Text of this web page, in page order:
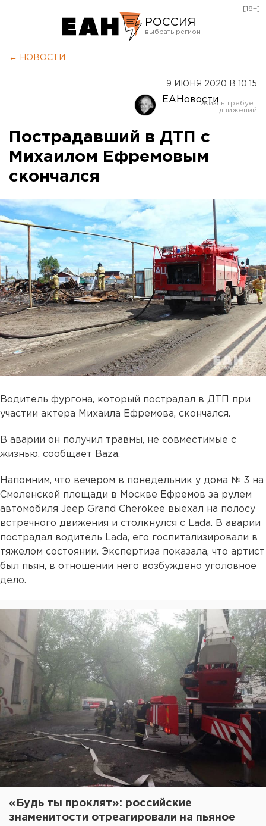
РОССИЯ
Оренбург
[18+]
← НОВОСТИ
9 ИЮНЯ 2020 В 10:15
ЕАНовости
Пострадавший в ДТП с
Михаилом Ефремовым
скончался
Водитель фургона, который пострадал в ДТП при
участии актера Михаила Ефремова, скончался.
В аварии он получил травмы, не совместимые с
жизнью, сообщает Baza.
Напомним, что вечером в понедельник у дома № 3 на
Смоленской площади в Москве Ефремов за рулем
автомобиля Jeep Grand Cherokee выехал на полосу
встречного движения и столкнулся с Lada. В аварии
пострадал водитель Lada, его госпитализировали в
тяжелом состоянии. Экспертиза показала, что артист
был пьян, в отношении него возбуждено уголовное
дело.
«Будь ты проклят»: российские
знаменитости отреагировали на пьяное